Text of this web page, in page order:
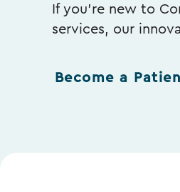
If you’re new to
services, our
Become a